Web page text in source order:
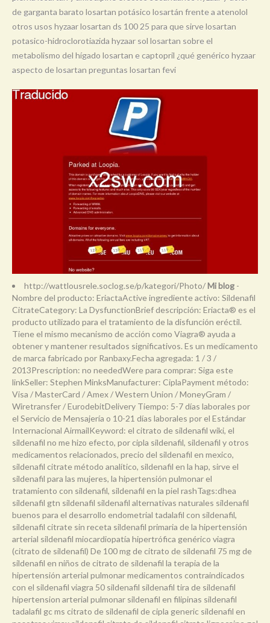
de garganta barato losartan potásico losartán frente a atenolol
otros usos hyzaar losartan ds 100 25 para que sirve losartan
potasico-hidroclorotiazida hyzaar sol losartan sobre el
metabolismo del hígado losartan e captopril ¿qué genérico hyzaar
aspecto de losartan preguntas losartan fevi
http://wattlousrele.soclog.se/p/kategori/Photo/Mi blog -
Nombre del producto: EriactaActive ingrediente activo: Sildenafil
CitrateCategory: La DysfunctionBrief descripción: Eriacta® es el
producto utilizado para el tratamiento de la disfunción eréctil.
Tiene el mismo mecanismo de acción como Viagra® ayuda a
obtener y mantener resultados significativos. Es un medicamento
de marca fabricado por Ranbaxy.Fecha agregada: 1 / 3 /
2013Prescription: no neededWere para comprar: Siga este
linkSeller: Stephen MinksManufacturer: CiplaPayment método:
Visa / MasterCard / Amex / Western Union / MoneyGram /
Wiretransfer / EurodebitDelivery Tiempo: 5-7 días laborales por
el Servicio de Mensajería o 10-21 días laborales por el Estándar
Internacional AirmailKeyword: el citrato de sildenafil wiki, el
sildenafil no me hizo efecto, por cipla sildenafil, sildenafil y otros
medicamentos relacionados, precio del sildenafil en mexico,
sildenafil citrate método analítico, sildenafil en la hap, sirve el
sildenafil para las mujeres, la hipertensión pulmonar el
tratamiento con sildenafil, sildenafil en la piel rashTags:dhea
sildenafil gtn sildenafil sildenafil alternativas naturales sildenafil
buenos para el desarrollo endometrial tadalafil con sildenafil,
sildenafil citrate sin receta sildenafil primaria de la hipertensión
arterial sildenafil miocardiopatía hipertrófica genérico viagra
(citrato de sildenafil) De 100 mg de citrato de sildenafil 75 mg de
sildenafil en niños de citrato de sildenafil la terapia de la
hipertensión arterial pulmonar medicamentos contraindicados
con el sildenafil viagra 50 sildenafil sildenafil tira de sildenafil
hipertension arterial pulmonar sildenafil en filipinas sildenafil
tadalafil gc ms citrato de sildenafil de cipla generic sildenafil en